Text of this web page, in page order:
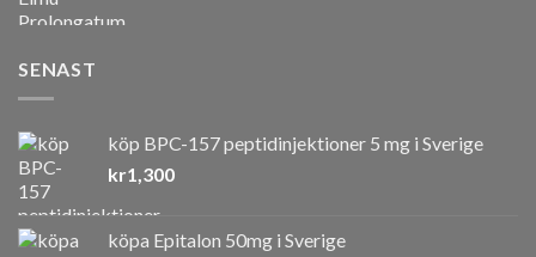
SENAST
köp BPC-157 peptidinjektioner 5 mg i Sverige
kr1,300
köpa Epitalon 50mg i Sverige